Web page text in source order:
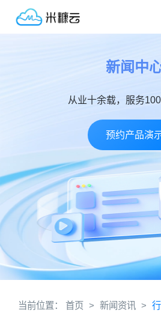
新闻中
从业十余载，服务
预约产品演
当前位置： 首页 > 新闻资讯 >